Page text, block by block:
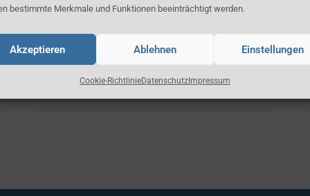
bestimmte Merkmale und Funktionen beeinträchtigt werden.
Akzeptieren Ablehnen Einstellungen
Cookie-RichtlinieDatenschutzImpressum
BWB – Porsche Diesel
Manufaktur